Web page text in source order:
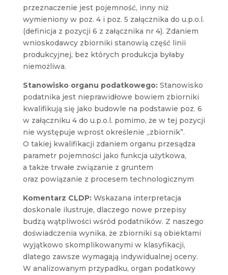
przeznaczenie jest pojemność, inny niż
wymieniony w poz. 4 i poz. 5 załącznika do u.p.o.l.
(definicja z pozycji 6 z załącznika nr 4). Zdaniem
wnioskodawcy zbiorniki stanowią część linii
produkcyjnej, bez których produkcja byłaby
niemożliwa.
Stanowisko organu podatkowego: Stanowisko
podatnika jest nieprawidłowe bowiem zbiorniki
kwalifikują się jako budowle na podstawie poz. 6
w załączniku 4 do u.p.o.l. pomimo, że w tej pozycji
nie występuje wprost określenie „zbiornik”.
O takiej kwalifikacji zdaniem organu przesądza
parametr pojemności jako funkcja użytkowa,
a także trwałe związanie z gruntem
oraz powiązanie z procesem technologicznym
Komentarz CLDP:Wskazana interpretacja
doskonale ilustruje, dlaczego nowe przepisy
budzą wątpliwości wśród podatników. Z naszego
doświadczenia wynika, że zbiorniki są obiektami
wyjątkowo skomplikowanymi w klasyfikacji,
dlatego zawsze wymagają indywidualnej oceny.
W analizowanym przypadku, organ podatkowy